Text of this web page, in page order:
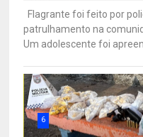
Flagrante foi feito por
patrulhamento na
Um adolescente foi
6